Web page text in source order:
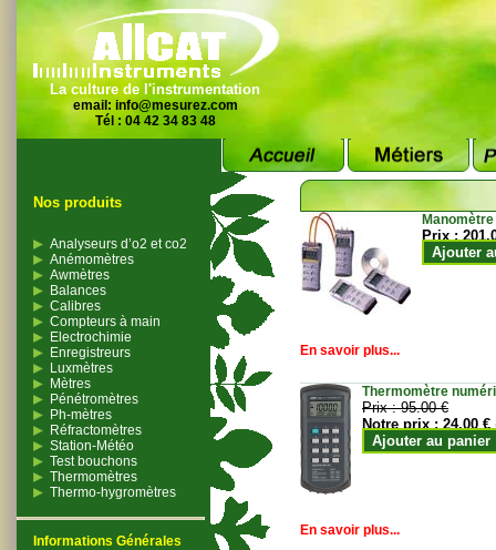
La culture de l'instrumentation
email: info@mesurez.com
Tél : 04 42 34 83 48
Nos produits
Analyseurs d’o2 et co2
Anémomètres
Awmètres
Balances
Calibres
Compteurs à main
Electrochimie
Enregistreurs
Luxmètres
Mètres
Pénétromètres
Ph-mètres
Réfractomètres
Station-Météo
Test bouchons
Thermomètres
Thermo-hygromètres
Informations Générales
Prix :
Ajouter
En savoir plus...
Thermomètre
Prix :95.00 €
Notre prix :24.00 €
Ajouter au panier
En savoir plus...